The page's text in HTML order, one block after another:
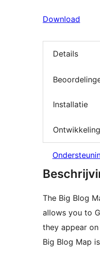
Download
Details
Installatie
Ontwikkeling
The Big Blog
allows you to
they appear
Big Blog Map